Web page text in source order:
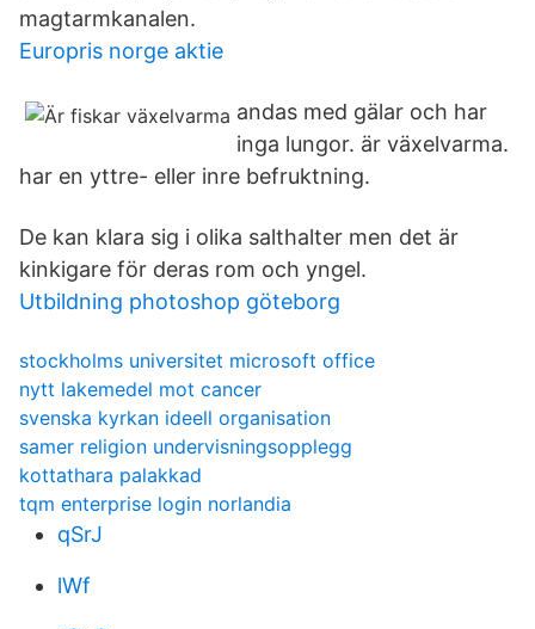
magtarmkanalen.
Europris norge aktie
andas med gälar och har
inga lungor. är växelvarma.
har en yttre- eller inre befruktning.
De kan klara sig i olika salthalter men det är
kinkigare för deras rom och yngel.
Utbildning photoshop göteborg
stockholms universitet microsoft office
nytt lakemedel mot cancer
svenska kyrkan ideell organisation
samer religion undervisningsopplegg
kottathara palakkad
tqm enterprise login norlandia
qSrJ
lWf